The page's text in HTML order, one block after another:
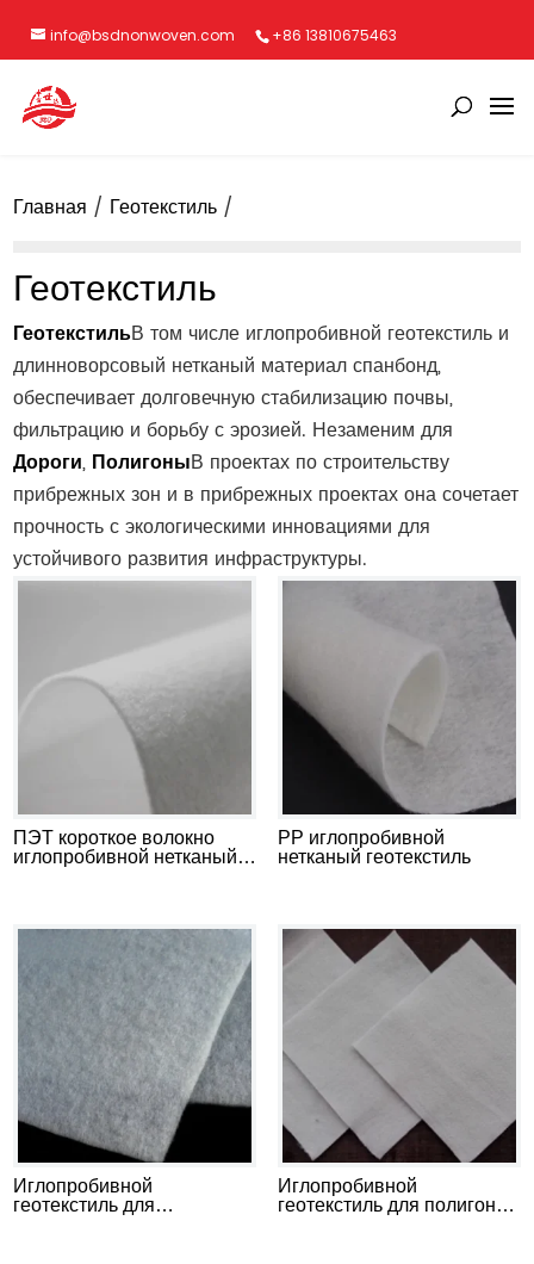
info@bsdnonwoven.com +86 13810675463
Главная Геотекстиль
Геотекстиль
ГеотекстильВ том числе иглопробивной геотекстиль и
длинноворсовый нетканый материал спанбонд,
обеспечивает долговечную стабилизацию почвы,
фильтрацию и борьбу с эрозией. Незаменим для
Дороги, ПолигоныВ проектах по строительству
прибрежных зон и в прибрежных проектах она сочетает
прочность с экологическими инновациями для
устойчивого развития инфраструктуры.
ПЭТ короткое волокно
иглопробивной нетканый
PP иглопробивной
нетканый геотекстиль
Иглопробивной
геотекстиль для
Иглопробивной
геотекстиль для полигонов